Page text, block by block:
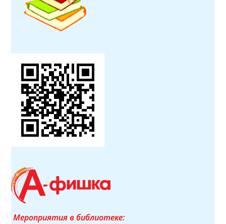
Мероприятия в библиотеке: